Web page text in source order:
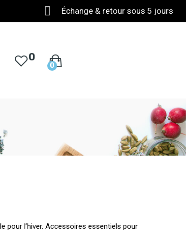
Échange & retour sous 5 jours
0
0
pour l’hiver. Accessoires essentiels pour